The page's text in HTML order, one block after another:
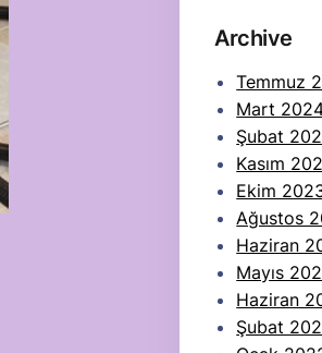
Archive
Temmuz
Mart
Şubat
Kasım
Ekim
Ağustos
Haziran
Mayıs
Haziran
Şubat